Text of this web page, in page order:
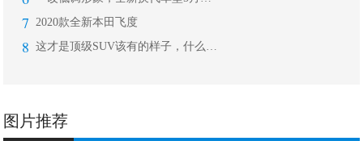
7 2020款全新本田飞度
8
图片推荐